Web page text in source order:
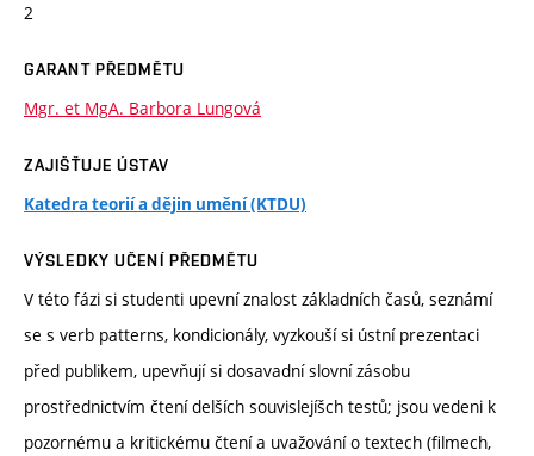
2
GARANT PŘEDMĚTU
Mgr. et MgA. Barbora Lungová
ZAJIŠŤUJE ÚSTAV
Katedra teorií a dějin umění (KTDU)
VÝSLEDKY UČENÍ PŘEDMĚTU
V této fázi si studenti upevní znalost základních časů, seznámí
se s verb patterns, kondicionály, vyzkouší si ústní prezentaci
před publikem, upevňují si dosavadní slovní zásobu
prostřednictvím čtení delších souvislejíšch testů; jsou vedeni k
pozornému a kritickému čtení a uvažování o textech (filmech,